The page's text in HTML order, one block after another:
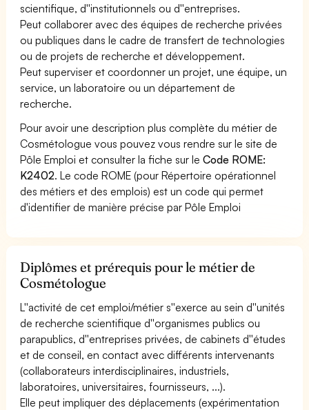
scientifique, d''institutionnels ou d''entreprises.
Peut collaborer avec des équipes de recherche privées
ou publiques dans le cadre de transfert de technologies
ou de projets de recherche et développement.
Peut superviser et coordonner un projet, une équipe, un
service, un laboratoire ou un département de
recherche.
Pour avoir une description plus complète du métier de
Cosmétologue vous pouvez vous rendre sur le site de
Pôle Emploi et consulter la fiche sur leCode ROME:
K2402. Le code ROME (pour Répertoire opérationnel
des métiers et des emplois) est un code qui permet
d'identifier de manière précise par Pôle Emploi
Diplômes et prérequis pour le métier de
Cosmétologue
L''activité de cet emploi/métier s''exerce au sein d''unités
de recherche scientifique d''organismes publics ou
parapublics, d''entreprises privées, de cabinets d''études
et de conseil, en contact avec différents intervenants
(collaborateurs interdisciplinaires, industriels,
laboratoires, universitaires, fournisseurs, ...).
Elle peut impliquer des déplacements (expérimentation